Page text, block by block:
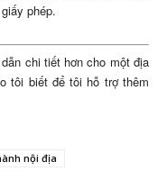
phép.
chi tiết hơn cho một địa
tôi biết để tôi hỗ trợ thêm
nội địa